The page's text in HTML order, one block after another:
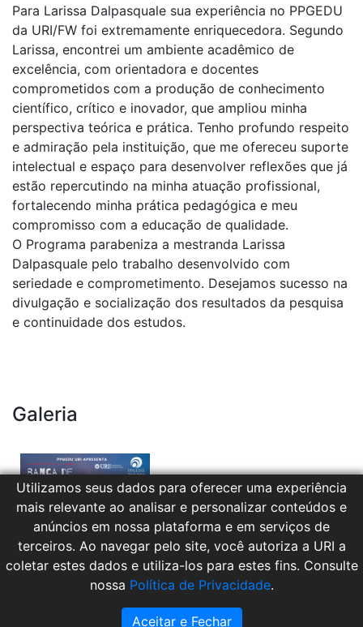
Para Larissa Dalpasquale sua experiência no PPGEDU
da URI/FW foi extremamente enriquecedora. Segundo
Larissa, encontrei um ambiente acadêmico de
excelência, com orientadora e docentes
comprometidos com a produção de conhecimento
científico, crítico e inovador, que ampliou minha
perspectiva teórica e prática. Tenho profundo respeito
e admiração pela instituição, que me ofereceu suporte
intelectual e espaço para desenvolver reflexões que já
estão repercutindo na minha atuação profissional,
fortalecendo minha prática pedagógica e meu
compromisso com a educação de qualidade.
O Programa parabeniza a mestranda Larissa
Dalpasquale pelo trabalho desenvolvido com
seriedade e comprometimento. Desejamos sucesso na
divulgação e socialização dos resultados da pesquisa
e continuidade dos estudos.
Galeria
Utilizamos seus dados para oferecer uma experiência
mais relevante ao analisar e personalizar conteúdos e
anúncios em nossa plataforma e em serviços de
terceiros. Ao navegar pelo site, você autoriza a URI a
coletar estes dados e utiliza-los para estes fins. Consulte
nossa Política de Privacidade.
Aceitar e Fechar